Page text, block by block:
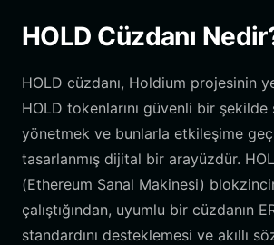
HOLD Cüzdanı
HOLD cüzdanı, Holdium projesinin
HOLD tokenlarını güvenli bir şekilde
yönetmek ve bunlarla etkileşime
tasarlanmış dijital bir arayüzdür.
(Ethereum Sanal Makinesi)
çalıştığından, uyumlu bir cüzdanın
standardını desteklemesi ve akıllı